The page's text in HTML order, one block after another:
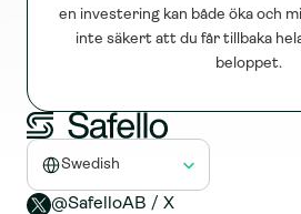
en investering kan både öka och
inte säkert att du får tillbaka
beloppet.
Select Language
Swedish
@SafelloAB / X